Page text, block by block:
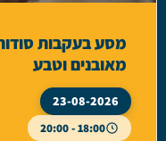
מסע בעקבות סודות
מאובנים וטבע
23-08-2026
18:00 - 20:00